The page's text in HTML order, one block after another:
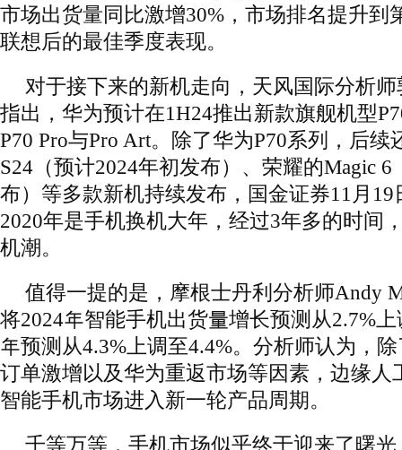
市场出货量同比激增30%，市场排名提升到
联想后的最佳季度表现。
对于接下来的新机走向，天风国际分析
指出，华为预计在1H24推出新款旗舰机型
P70 Pro与Pro Art。除了华为P70系列，后续
S24（预计2024年初发布）、荣耀的Magic 6
布）等多款新机持续发布，国金证券11月
2020年是手机换机大年，经过3年多的时间
机潮。
值得一提的是，摩根士丹利分析师Andy
将2024年智能手机出货量增长预测从2.7%
年预测从4.3%上调至4.4%。分析师认为，
订单激增以及华为重返市场等因素，边缘人
智能手机市场进入新一轮产品周期。
千等万等，手机市场似乎终于迎来了曙光